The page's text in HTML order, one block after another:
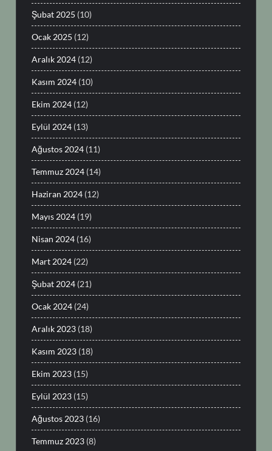
Şubat 2025 (10)
Ocak 2025 (12)
Aralık 2024 (12)
Kasım 2024 (10)
Ekim 2024 (12)
Eylül 2024 (13)
Ağustos 2024 (11)
Temmuz 2024 (14)
Haziran 2024 (12)
Mayıs 2024 (19)
Nisan 2024 (16)
Mart 2024 (22)
Şubat 2024 (21)
Ocak 2024 (24)
Aralık 2023 (18)
Kasım 2023 (18)
Ekim 2023 (15)
Eylül 2023 (15)
Ağustos 2023 (16)
Temmuz 2023 (8)